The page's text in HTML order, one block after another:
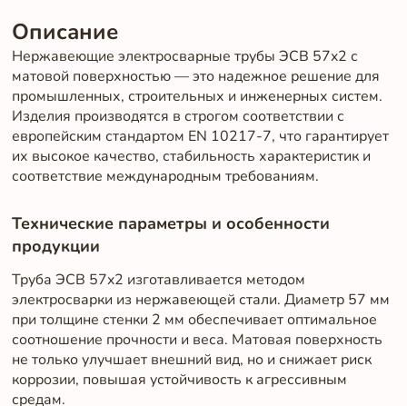
Описание
Нержавеющие электросварные трубы ЭСВ 57x2 с
матовой поверхностью — это надежное решение для
промышленных, строительных и инженерных систем.
Изделия производятся в строгом соответствии с
европейским стандартом EN 10217-7, что гарантирует
их высокое качество, стабильность характеристик и
соответствие международным требованиям.
Технические параметры и особенности
продукции
Труба ЭСВ 57x2 изготавливается методом
электросварки из нержавеющей стали. Диаметр 57 мм
при толщине стенки 2 мм обеспечивает оптимальное
соотношение прочности и веса. Матовая поверхность
не только улучшает внешний вид, но и снижает риск
коррозии, повышая устойчивость к агрессивным
средам.